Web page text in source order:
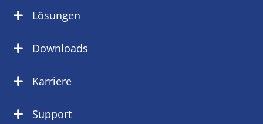
Lösungen
Downloads
Karriere
Support